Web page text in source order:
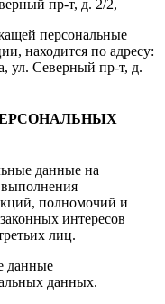
пр-т, д. 2/2,
персональные
находится по адресу:
ул. Северный пр-т, д.
данные на
выполнения
полномочий и
интересов
лиц.
данные
данных.